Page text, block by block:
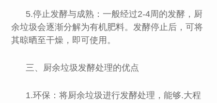
5.停止发酵与成熟：一般经过2-4周的发酵，厨
余垃圾会逐渐分解为有机肥料。发酵停止后，可将
其晾晒至干燥，即可使用。
三、厨余垃圾发酵处理的优点
1.环保：将厨余垃圾进行发酵处理，能够.大程